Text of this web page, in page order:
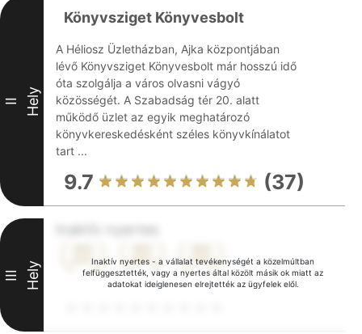
II Hely
Könyvsziget Könyvesbolt
A Héliosz Üzletházban, Ajka központjában
lévő Könyvsziget Könyvesbolt már hosszú idő
óta szolgálja a város olvasni vágyó
közösségét. A Szabadság tér 20. alatt
működő üzlet az egyik meghatározó
könyvkereskedésként széles könyvkínálatot
tart ...
9.7 (37)
Inaktív nyertes - a vállalat tevékenységét a közelmúltban
felfüggesztették, vagy a nyertes által közölt másik ok miatt az
adatokat ideiglenesen elrejtették az ügyfelek elől.
III Hely